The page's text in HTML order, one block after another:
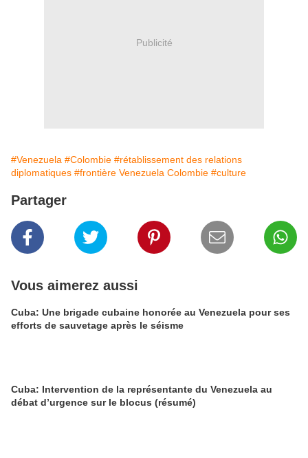
Publicité
#Venezuela #Colombie #rétablissement des relations
diplomatiques #frontière Venezuela Colombie #culture
Partager
Vous aimerez aussi
Cuba: Une brigade cubaine honorée au Venezuela pour ses
efforts de sauvetage après le séisme
Cuba: Intervention de la représentante du Venezuela au
débat d’urgence sur le blocus (résumé)